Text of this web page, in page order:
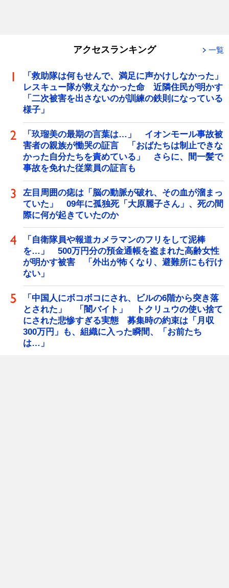
アクセスランキング 一覧
「救助隊は何もせんで、満足に声かけしなかった」
レスキュー隊が救えなかった命 近隣住民が明かす
「二次被害を出さないのが訓練の鉄則になっている
様子」
「玖瑠美の最期の言葉は…」 イオンモール事故被
害者の親族が慟哭の証言 「おばたちは制止できな
かった自分たちを責めている」 さらに、間一髪で
事故を免れた従業員の証言も
左目周囲の痣は「脳の動脈が破れ、その血が溜まっ
ていた」 09年に孤独死「大原麗子さん」、死の間
際に何が起きていたのか
「自衛隊員や報道カメラマンのフリをして泥棒
を…」 500万円分の預金通帳を盗まれた高齢女性
が明かす被害 「外出が怖くなり、避難所にも行け
ない」
「中国人にボコボコにされ、ビルの6階から突き落
とされた」 「闇バイト」 トクリュウの使い捨て
にされた悲惨すぎる実態 募集時の約束は「月収
300万円」も、組織に入った瞬間、「お前たち
は…」